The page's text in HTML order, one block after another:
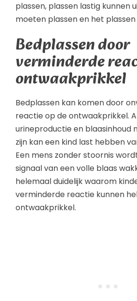
plassen, plassen lastig kunnen
moeten plassen en het
Bedplassen door
verminderde
ontwaakprikkel
Bedplassen kan komen door
reactie op de ontwaakprikkel.
urineproductie en blaasinhoud
zijn kan een kind last hebben
Een mens zonder stoornis
signaal van een volle blaas
helemaal duidelijk waarom
verminderde reactie kunnen
ontwaakprikkel.